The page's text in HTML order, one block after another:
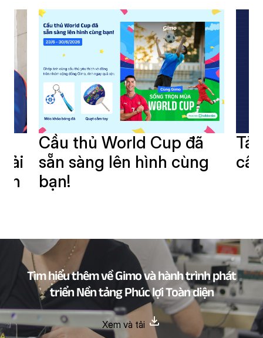
Cầu thủ World Cup đã
sẵn sàng lên hình cùng
bạn!
Tìm hiểu thêm về Gimo và hành trình phát
triển Nền tảng Phúc lợi Toàn diện
Xem và tải